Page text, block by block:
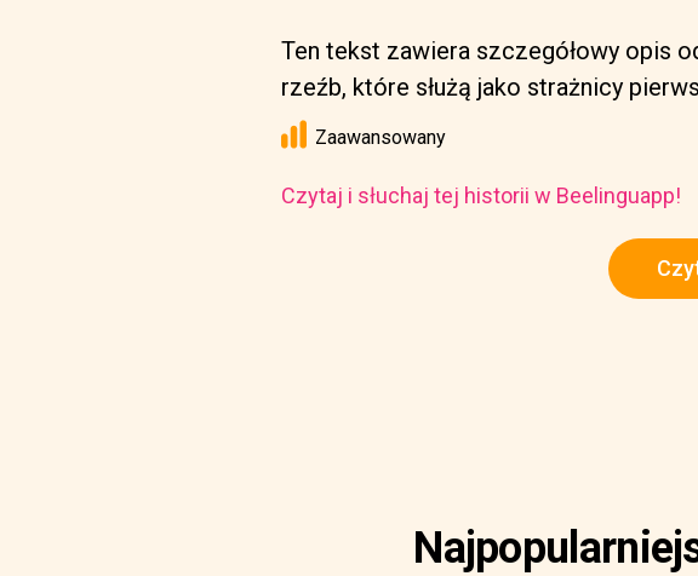
Ten tekst zawiera szczegółowy opis
rzeźb, które służą jako strażnicy
Zaawansowany
Czytaj i słuchaj tej historii w Beelinguapp!